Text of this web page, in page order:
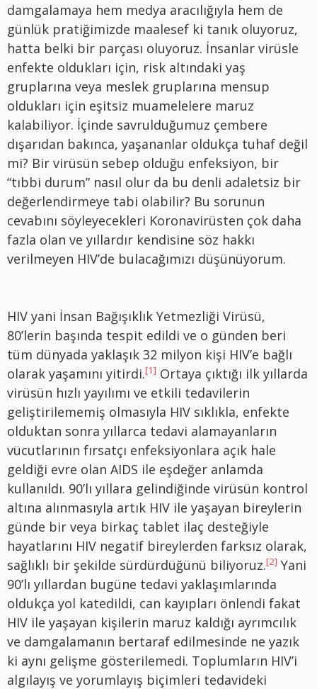
damgalamaya hem medya aracılığıyla hem de
günlük pratiğimizde maalesef ki tanık oluyoruz,
hatta belki bir parçası oluyoruz. İnsanlar virüsle
enfekte oldukları için, risk altındaki yaş
gruplarına veya meslek gruplarına mensup
oldukları için eşitsiz muamelelere maruz
kalabiliyor. İçinde savrulduğumuz çembere
dışarıdan bakınca, yaşananlar oldukça tuhaf değil
mi? Bir virüsün sebep olduğu enfeksiyon, bir
“tıbbi durum” nasıl olur da bu denli adaletsiz bir
değerlendirmeye tabi olabilir? Bu sorunun
cevabını söyleyecekleri Koronavirüsten çok daha
fazla olan ve yıllardır kendisine söz hakkı
verilmeyen HIV’de bulacağımızı düşünüyorum.
HIV yani İnsan Bağışıklık Yetmezliği Virüsü,
80’lerin başında tespit edildi ve o günden beri
tüm dünyada yaklaşık 32 milyon kişi HIV’e bağlı
olarak yaşamını yitirdi.[1] Ortaya çıktığı ilk yıllarda
virüsün hızlı yayılımı ve etkili tedavilerin
geliştirilememiş olmasıyla HIV sıklıkla, enfekte
olduktan sonra yıllarca tedavi alamayanların
vücutlarının fırsatçı enfeksiyonlara açık hale
geldiği evre olan AIDS ile eşdeğer anlamda
kullanıldı. 90’lı yıllara gelindiğinde virüsün kontrol
altına alınmasıyla artık HIV ile yaşayan bireylerin
günde bir veya birkaç tablet ilaç desteğiyle
hayatlarını HIV negatif bireylerden farksız olarak,
sağlıklı bir şekilde sürdürdüğünü biliyoruz.[2] Yani
90’lı yıllardan bugüne tedavi yaklaşımlarında
oldukça yol katedildi, can kayıpları önlendi fakat
HIV ile yaşayan kişilerin maruz kaldığı ayrımcılık
ve damgalamanın bertaraf edilmesinde ne yazık
ki aynı gelişme gösterilemedi. Toplumların HIV’i
algılayış ve yorumlayış biçimleri tedavideki